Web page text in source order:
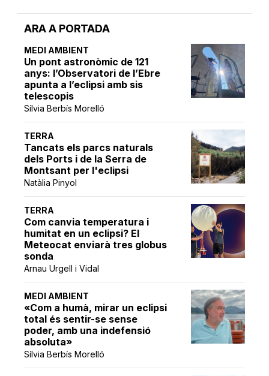
ARA A PORTADA
MEDI AMBIENT
Un pont astronòmic de 121
anys: l’Observatori de l’Ebre
apunta a l’eclipsi amb sis
telescopis
Sílvia Berbís Morelló
TERRA
Tancats els parcs naturals
dels Ports i de la Serra de
Montsant per l'eclipsi
Natàlia Pinyol
TERRA
Com canvia temperatura i
humitat en un eclipsi? El
Meteocat enviarà tres globus
sonda
Arnau Urgell i Vidal
MEDI AMBIENT
«Com a humà, mirar un eclipsi
total és sentir-se sense
poder, amb una indefensió
absoluta»
Sílvia Berbís Morelló